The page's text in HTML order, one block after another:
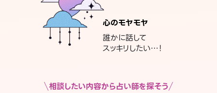
心のモヤモヤ
誰かに話して
スッキリしたい…！
相談したい内容から占い師を探そう